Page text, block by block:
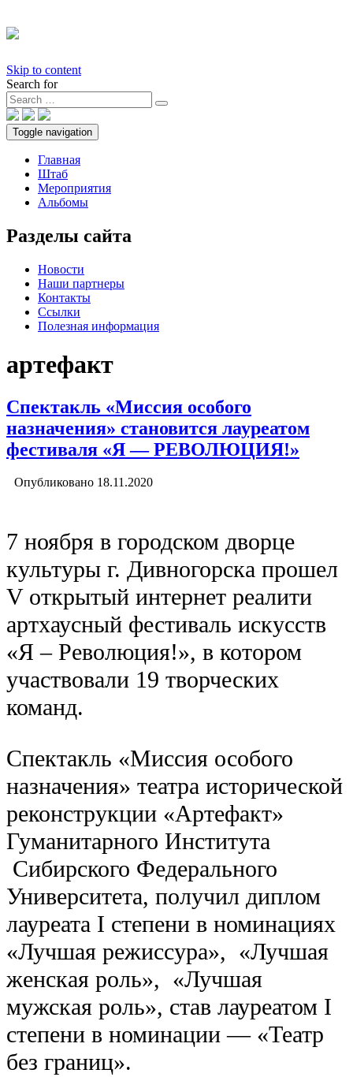
Skip to content
Search for
Toggle navigation
Главная
Штаб
Мероприятия
Альбомы
Разделы сайта
Новости
Наши партнеры
Контакты
Ссылки
Полезная информация
артефакт
Спектакль «Миссия особого
назначения» становится лауреатом
фестиваля «Я — РЕВОЛЮЦИЯ!»
Опубликовано 18.11.2020
7 ноября в городском дворце
культуры г. Дивногорска прошел
V открытый интернет реалити
артхаусный фестиваль искусств
«Я – Революция!», в котором
участвовали 19 творческих
команд.
Спектакль «Миссия особого
назначения» театра исторической
реконструкции «Артефакт»
Гуманитарного Института
Сибирского Федерального
Университета, получил диплом
лауреата I степени в номинациях
«Лучшая режиссура», «Лучшая
женская роль», «Лучшая
мужская роль», став лауреатом I
степени в номинации — «Театр
без границ».